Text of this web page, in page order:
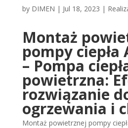
by DIMEN | Jul 18, 2023 |
Montaż
pompy ciepła
– Pompa
powietrzna:
rozwiązanie
ogrzewania i
Montaż powietrznej pompy